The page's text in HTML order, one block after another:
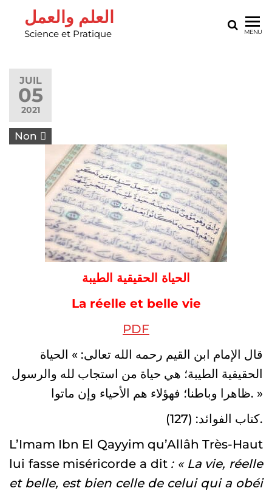
العلم والعمل
Science et Pratique MENU
JUIL
05
2021
Non
الحياة الحقيقية الطيبة
La réelle et belle vie
PDF
قال الإمام ابن القيم رحمه الله تعالى: » الحياة
الحقيقية الطيبة؛ هي حياة من استجاب لله والرسول
ظاهرا وباطنا؛ فهؤلاء هم الأحياء وإن ماتوا. »
كتاب الفوائد: (127).
L’Imam Ibn El Qayyim qu’Allâh Très-Haut
lui fasse miséricorde a dit : « La vie, réelle
et belle, est bien celle de celui qui a obéi